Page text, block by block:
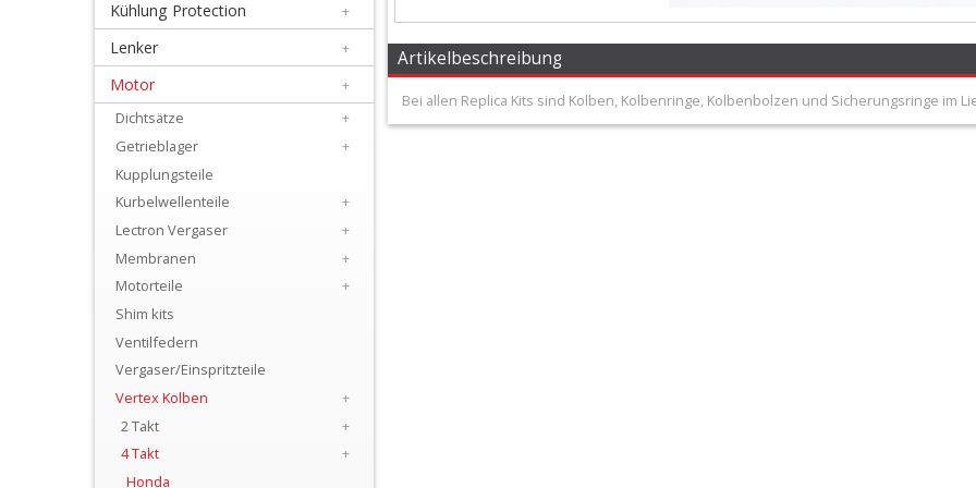
Schmierstoffe
Armaturen
Kühlung
Protection
Kühlung Protection +
Lenker +
Motor
+
Dichtsätze
+
Getrieblager
+
Kupplungsteile
Kurbelwellenteile
+
Lectron Vergaser
+
Membranen
+
Motorteile
+
Shim kits
Ventilfedern
Vergaser/Einspritzteile
Vertex Kolben
+
2 Takt
+
4 Takt
+
Honda
Artikelbeschreibung
Bei allen Replica Kits sind Kolben, Kolbenringe, Kolbenbolzen und Sicherungsringe im